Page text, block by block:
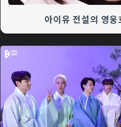
아이유 전설의 영